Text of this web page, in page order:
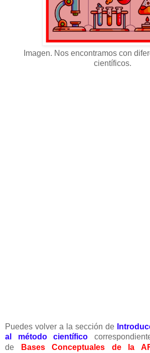
Imagen. Nos encontramos con
científicos.
Puedes volver a la sección de
al método científico
de
Bases Conceptuales de la